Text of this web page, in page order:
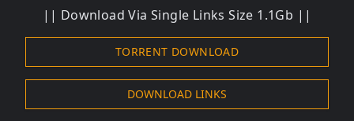
|| Download Via Single Links Size 1.1Gb ||
TORRENT DOWNLOAD
DOWNLOAD LINKS